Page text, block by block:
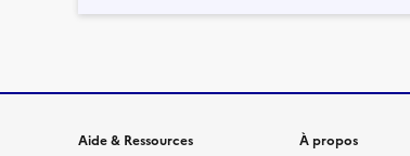
Aide & Ressources
À propos